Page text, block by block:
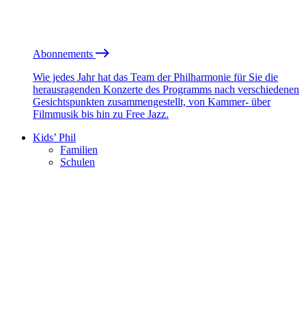
Abonnements
Wie jedes Jahr hat das Team der Philharmonie für Sie die
herausragenden Konzerte des Programms nach verschiedenen
Gesichtspunkten zusammengestellt, von Kammer- über
Filmmusik bis hin zu Free Jazz.
Kids’ Phil
Familien
Schulen